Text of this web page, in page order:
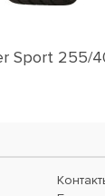
Sport 255/